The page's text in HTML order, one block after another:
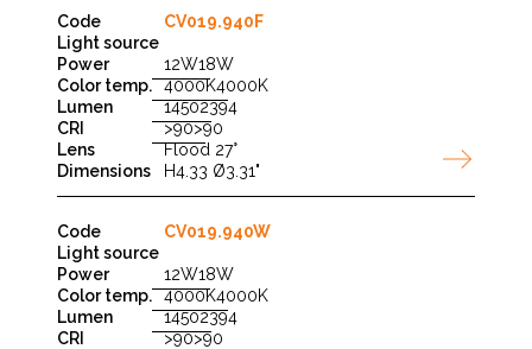
CV019.940F
12W18W
4000K4000K
14502394
>90>90
Flood 27°
H4.33 Ø3.31"
CV019.940W
12W18W
4000K4000K
14502394
>90>90